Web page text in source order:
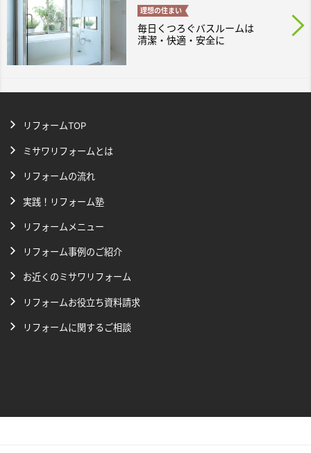
理想の住まい
毎日くつろぐバスルームは
清潔・快適・安全に
リフォームTOP
ミサワリフォームとは
リフォームの流れ
実践！リフォーム塾
リフォームメニュー
リフォーム事例のご紹介
お近くのミサワリフォーム
リフォームお役立ち資料請求
リフォームに関するご相談